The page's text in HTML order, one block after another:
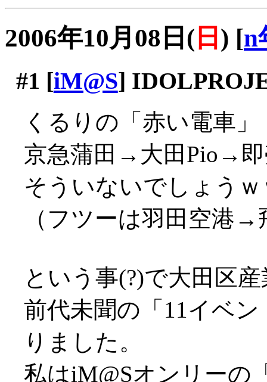
2006年10月08日( 日 ) [n
#1 [iM@S]
くるりの「赤い電車
京急蒲田→大田Pio→即
そういないでしょうｗ
（フツーは羽田空港
という事(?)で大田区
前代未聞の「11イベ
りました。
私はiM@Sオンリーの